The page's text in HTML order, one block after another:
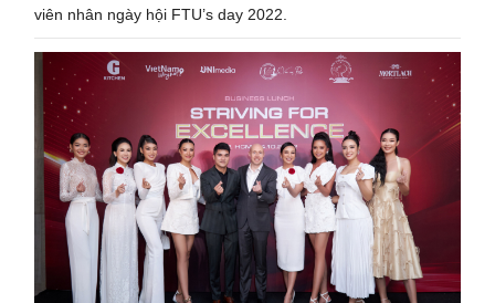
viên nhân ngày hội FTU’s day 2022.